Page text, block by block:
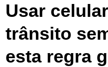
Usar
trânsito
esta regra